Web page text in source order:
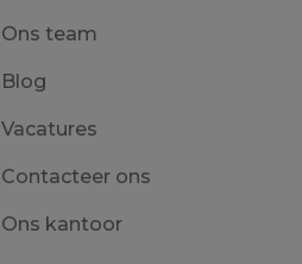
Ons team
Blog
Vacatures
Contacteer ons
Ons kantoor